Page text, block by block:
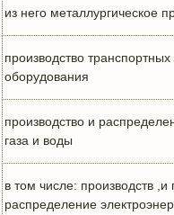
из него металлургическое
производство транспортных
оборудования
производство и
газа и воды
в том числе: производств ,и
распределение